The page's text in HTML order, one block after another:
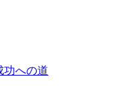
功への道